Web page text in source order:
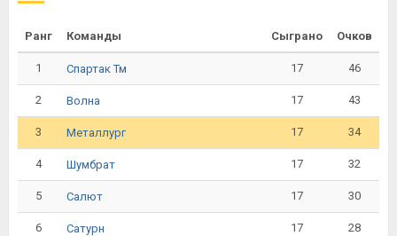
Ранг Команды Сыграно Очков
1 Спартак Тм 17 46
2 Волна 17 43
3 Металлург 17 34
4 Шумбрат 17 32
5 Салют 17 30
6 Сатурн 17 28